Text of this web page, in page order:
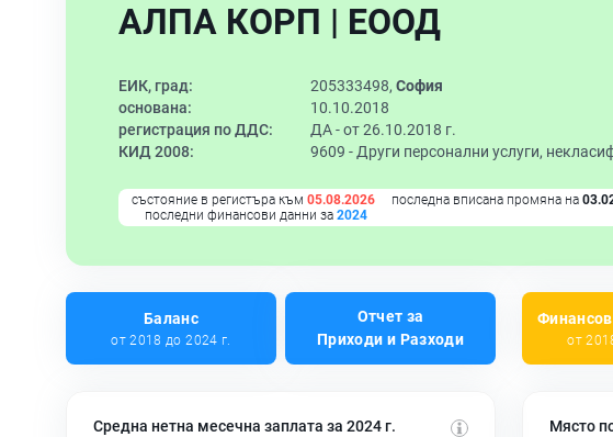
АЛПА КОРП | ЕООД
ЕИК, град: 205333498, София
основана:
10.10.2018
регистрация по ДДС:
ДА - от 26.10.2018 г.
КИД 2008:
9609 - Други персонални услуги,
състояние в регистъра към 05.08.2026 последна вписана промяна на
последни финансови данни за 2024
Баланс
от 2018 до 2024 г.
Отчет за
Приходи и Разходи
от
Средна нетна месечна заплата за 2024 г. Място